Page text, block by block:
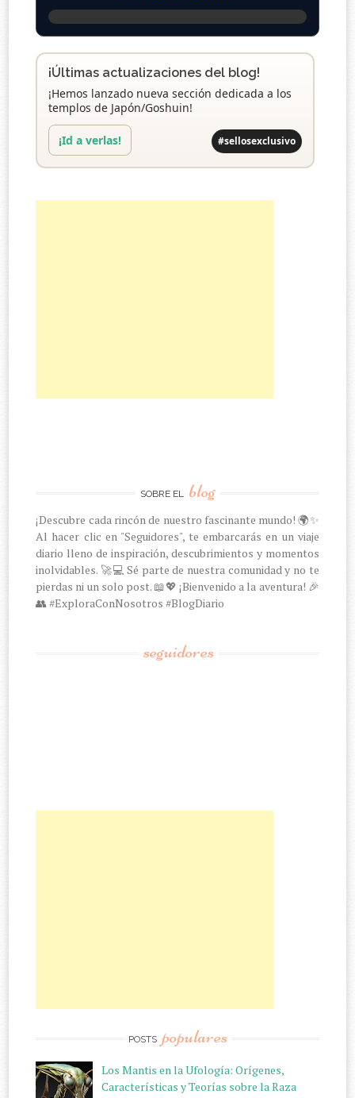
¡Últimas actualizaciones del blog!
¡Hemos lanzado nueva sección dedicada a los
templos de Japón/Goshuin!
¡Id a verlas! #sellosexclusivo
SOBRE EL blog
¡Descubre cada rincón de nuestro fascinante mundo! 🌍✨
Al hacer clic en "Seguidores", te embarcarás en un viaje
diario lleno de inspiración, descubrimientos y momentos
inolvidables. 🚀💻 Sé parte de nuestra comunidad y no te
pierdas ni un solo post. 📖💖 ¡Bienvenido a la aventura! 🎉
👥 #ExploraConNosotros #BlogDiario
seguidores
POSTS populares
Los Mantis en la Ufología: Orígenes,
Características y Teorías sobre la Raza